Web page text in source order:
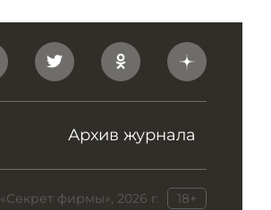
Архив журнала
«Секрет фирмы», 2026 г. 18+